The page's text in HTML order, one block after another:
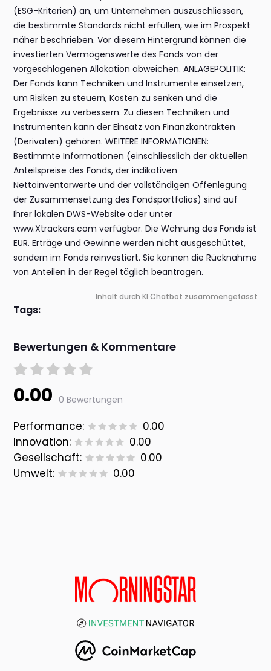
(ESG-Kriterien) an, um Unternehmen auszuschliessen,
die bestimmte Standards nicht erfüllen, wie im Prospekt
näher beschrieben. Vor diesem Hintergrund können die
investierten Vermögenswerte des Fonds von der
vorgeschlagenen Allokation abweichen. ANLAGEPOLITIK:
Der Fonds kann Techniken und Instrumente einsetzen,
um Risiken zu steuern, Kosten zu senken und die
Ergebnisse zu verbessern. Zu diesen Techniken und
Instrumenten kann der Einsatz von Finanzkontrakten
(Derivaten) gehören. WEITERE INFORMATIONEN:
Bestimmte Informationen (einschliesslich der aktuellen
Anteilspreise des Fonds, der indikativen
Nettoinventarwerte und der vollständigen Offenlegung
der Zusammensetzung des Fondsportfolios) sind auf
Ihrer lokalen DWS-Website oder unter
www.Xtrackers.com verfügbar. Die Währung des Fonds ist
EUR. Erträge und Gewinne werden nicht ausgeschüttet,
sondern im Fonds reinvestiert. Sie können die Rücknahme
von Anteilen in der Regel täglich beantragen.
Inhalt durch KI Chatbot zusammengefasst
Tags:
Bewertungen & Kommentare
0.00 0 Bewertungen
Performance:
0.00
Innovation:
0.00
Gesellschaft:
0.00
Umwelt:
0.00